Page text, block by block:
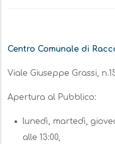
Centro Comunale di
Viale Giuseppe Grassi,
Apertura al Pubblico:
lunedì, martedì,
alle 13:00,